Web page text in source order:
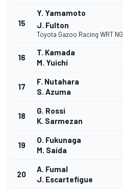
15
Y. Yamamoto
J. Fulton
Toyota Gazoo Racing WRT NG
16
T. Kamada
M. Yuichi
17
F. Nutahara
S. Azuma
18
G. Rossi
K. Sarmezan
19
O. Fukunaga
M. Saida
20
A. Fumal
J. Escartefigue